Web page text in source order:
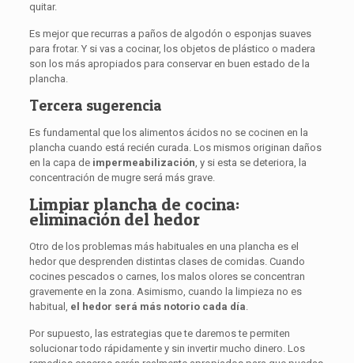
quitar.
Es mejor que recurras a paños de algodón o esponjas suaves
para frotar. Y si vas a cocinar, los objetos de plástico o madera
son los más apropiados para conservar en buen estado de la
plancha.
Tercera sugerencia
Es fundamental que los alimentos ácidos no se cocinen en la
plancha cuando está recién curada. Los mismos originan daños
en la capa de impermeabilización, y si esta se deteriora, la
concentración de mugre será más grave.
Limpiar plancha de cocina:
eliminación del hedor
Otro de los problemas más habituales en una plancha es el
hedor que desprenden distintas clases de comidas. Cuando
cocines pescados o carnes, los malos olores se concentran
gravemente en la zona. Asimismo, cuando la limpieza no es
habitual, el hedor será más notorio cada día.
Por supuesto, las estrategias que te daremos te permiten
solucionar todo rápidamente y sin invertir mucho dinero. Los